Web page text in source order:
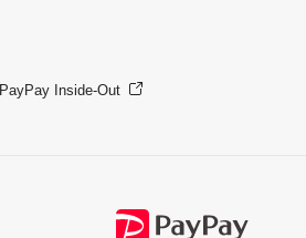
PayPay Inside-Out